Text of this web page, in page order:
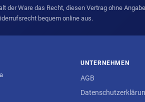
der Ware das Recht, diesen Vertrag ohne
bequem online aus.
UNTERNEHMEN
AGB